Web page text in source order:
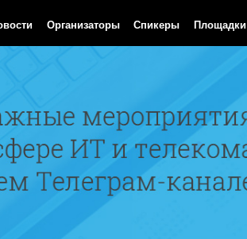
Организаторы Спикеры Площадки